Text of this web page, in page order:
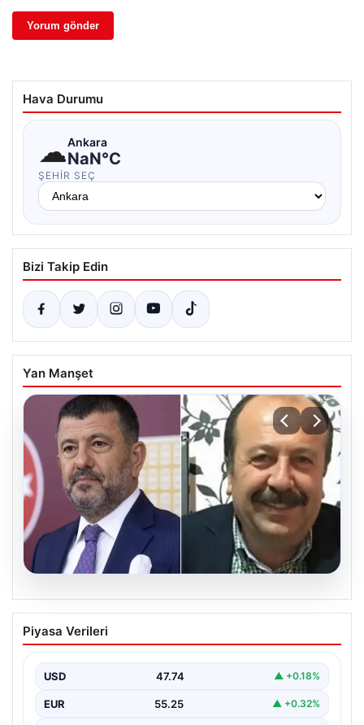
Hava Durumu
☁Ankara
NaN°C
ŞEHIR SEÇ
Bizi Takip Edin
Yan Manşet
Veli Ağbaba’nın ağabeyi Hür Ağbaba
tutuklandı
Piyasa Verileri
USD 47.74 ▲ +0.18%
EUR 55.25 ▲ +0.32%